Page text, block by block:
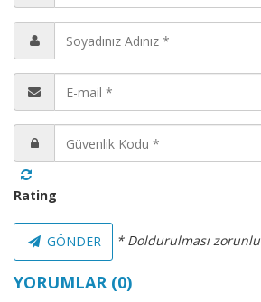
Rating
GÖNDER * Doldurulması
YORUMLAR (0)